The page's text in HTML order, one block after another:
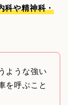
科や精神科・
ような強い
を呼ぶこと